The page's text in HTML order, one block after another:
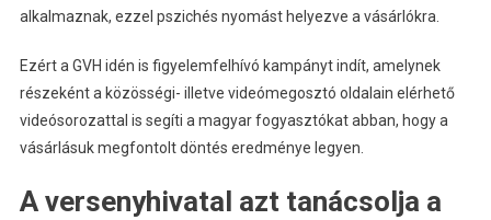
alkalmaznak, ezzel pszichés nyomást helyezve a vásárlókra.
Ezért a GVH idén is figyelemfelhívó kampányt indít, amelynek
részeként a közösségi- illetve videómegosztó oldalain elérhető
videósorozattal is segíti a magyar fogyasztókat abban, hogy a
vásárlásuk megfontolt döntés eredménye legyen.
A versenyhivatal azt tanácsolja a